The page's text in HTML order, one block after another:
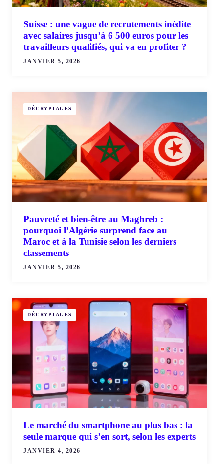
Suisse : une vague de recrutements inédite
avec salaires jusqu’à 6 500 euros pour les
travailleurs qualifiés, qui va en profiter ?
JANVIER 5, 2026
DÉCRYPTAGES
Pauvreté et bien-être au Maghreb :
pourquoi l’Algérie surprend face au
Maroc et à la Tunisie selon les derniers
classements
JANVIER 5, 2026
DÉCRYPTAGES
Le marché du smartphone au plus bas : la
seule marque qui s’en sort, selon les experts
JANVIER 4, 2026